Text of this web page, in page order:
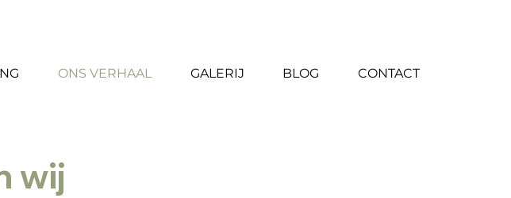
ONS VERHAAL GALERIJ BLOG CONTACT
wij